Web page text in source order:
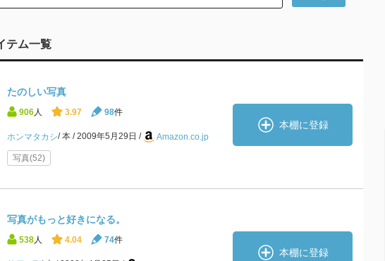
テム一覧
たのしい写真
906 人 3.97 98件
ホンマタカシ 本 2009年5月29日 Amazon.co.jp
写真(52)
本棚に登録
写真がもっと好きになる。
538 人 4.04 74件
本棚に登録